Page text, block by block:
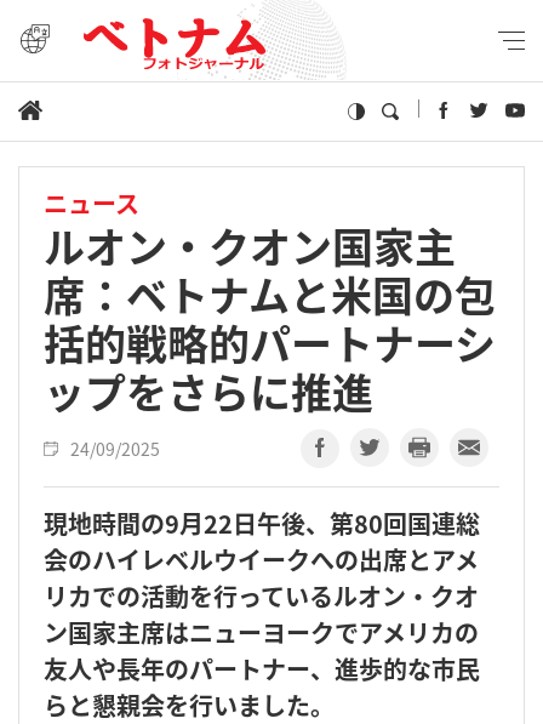
ニュース
ルオン・クオン国家主
席：ベトナムと米国の包
括的戦略的パートナーシ
ップをさらに推進
24/09/2025
現地時間の9月22日午後、第80回国連総
会のハイレベルウイークへの出席とアメ
リカでの活動を行っているルオン・クオ
ン国家主席はニューヨークでアメリカの
友人や長年のパートナー、進歩的な市民
らと懇親会を行いました。